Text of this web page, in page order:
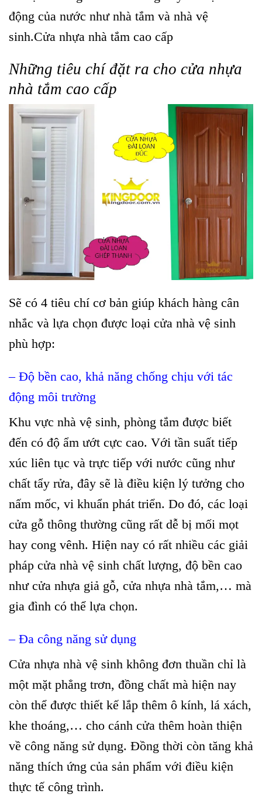
động của nước như nhà tắm và nhà vệ
sinh.Cửa nhựa nhà tắm cao cấp
Những tiêu chí đặt ra cho cửa nhựa
nhà tắm cao cấp
Sẽ có 4 tiêu chí cơ bản giúp khách hàng cân
nhắc và lựa chọn được loại cửa nhà vệ sinh
phù hợp:
– Độ bền cao, khả năng chống chịu với tác
động môi trường
Khu vực nhà vệ sinh, phòng tắm được biết
đến có độ ẩm ướt cực cao. Với tần suất tiếp
xúc liên tục và trực tiếp với nước cũng như
chất tẩy rửa, đây sẽ là điều kiện lý tưởng cho
nấm mốc, vi khuẩn phát triển. Do đó, các loại
cửa gỗ thông thường cũng rất dễ bị mối mọt
hay cong vênh. Hiện nay có rất nhiều các giải
pháp cửa nhà vệ sinh chất lượng, độ bền cao
như cửa nhựa giả gỗ, cửa nhựa nhà tắm,… mà
gia đình có thể lựa chọn.
– Đa công năng sử dụng
Cửa nhựa nhà vệ sinh không đơn thuần chỉ là
một mặt phẳng trơn, đồng chất mà hiện nay
còn thể được thiết kế lắp thêm ô kính, lá xách,
khe thoáng,… cho cánh cửa thêm hoàn thiện
về công năng sử dụng. Đồng thời còn tăng khả
năng thích ứng của sản phẩm với điều kiện
thực tế công trình.